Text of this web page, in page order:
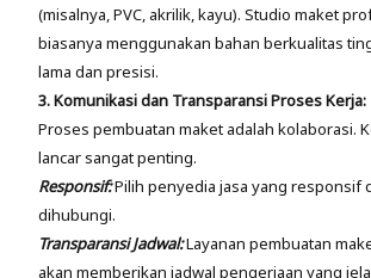
(misalnya, PVC, akrilik, kayu). Studio maket
biasanya menggunakan bahan berkualitas
lama dan presisi.
3. Komunikasi dan Transparansi Proses Kerja:
Proses pembuatan maket adalah kolaborasi.
lancar sangat penting.
Responsif:Pilih penyedia jasa yang responsif
dihubungi.
Transparansi Jadwal:Layanan pembuatan
akan memberikan jadwal pengerjaan yang